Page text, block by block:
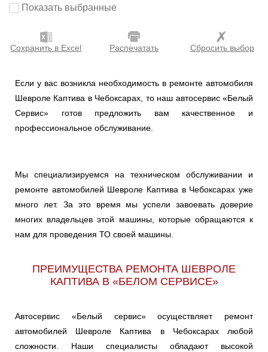
Показать выбранные
Сохранить в Excel Распечатать Сбросить выбор
Если у вас возникла необходимость в ремонте автомобиля
Шевроле Каптива в Чебоксарах, то наш автосервис «Белый
Сервис» готов предложить вам качественное и
профессиональное обслуживание.
Мы специализируемся на техническом обслуживании и
ремонте автомобилей Шевроле Каптива в Чебоксарах уже
много лет. За это время мы успели завоевать доверие
многих владельцев этой машины, которые обращаются к
нам для проведения ТО своей машины.
ПРЕИМУЩЕСТВА РЕМОНТА ШЕВРОЛЕ
КАПТИВА В «БЕЛОМ СЕРВИСЕ»
Автосервис «Белый сервис» осуществляет ремонт
автомобилей Шевроле Каптива в Чебоксарах любой
сложности. Наши специалисты обладают высокой